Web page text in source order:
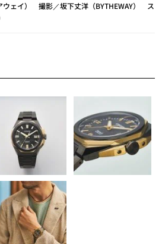
ウェイ） 撮影／坂下丈洋（BYTHEWAY） ス